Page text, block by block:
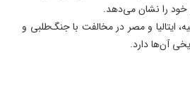
خود را نشان می‌دهد.
ایتالیا و مصر در مخالفت با جنگ‌طلبی و
آن‌ها دارد.